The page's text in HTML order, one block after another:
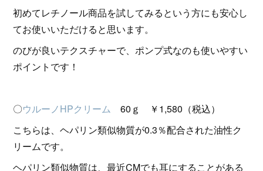
初めてレチノール商品を試してみるという方にも安心し
てお使いいただけると思います。
のびが良いテクスチャーで、ポンプ式なのも使いやすい
ポイントです！
〇ウルーノHPクリーム 60ｇ ￥1,580（税込）
こちらは、ヘパリン類似物質が0.3％配合された油性ク
リームです。
ヘパリン類似物質は、最近CMでも耳にすることがある